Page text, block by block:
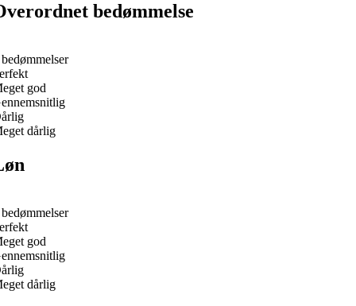
bedømmelse
god
dårlig
god
dårlig